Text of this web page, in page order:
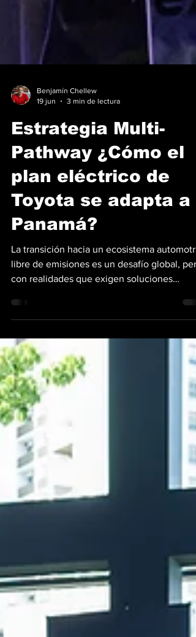
19 jun
3 min de lectura
Estrategia Multi-
Pathway ¿Cómo el
plan eléctrico de
Toyota se adapta a
Panamá?
La transición hacia un ecosistema
libre de emisiones es un desafío global,
con realidades que exigen soluciones
Foro de Movilidad Eléctrica en Panamá.
Durante este evento, que reunió a líderes y
directivos, se presentó el camino hacia la
neutralidad de carbono para el año 2050,
no es una línea recta, sino un abanico de
opciones diseñadas bajo la premisa de "no
dejar a nadie